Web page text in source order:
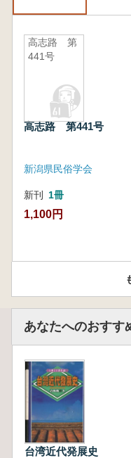
高志路 第
441号
高志路 第441号
新潟県民俗学会
新刊 1冊
1,100円
あなたへのおすす
台湾近代発展史